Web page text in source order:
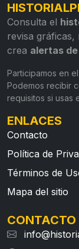
Consulta el
revisa gráficas,
crea alertas
Participamos en
Podemos recibir
requisitos si usas
ENLACES
Contacto
Política de
Términos de
Mapa del sitio
CONTACTO